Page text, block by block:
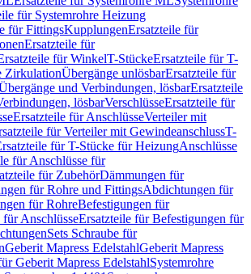
für Systemrohre Heizung
für FittingsKupplungenErsatzteile für
Ersatzteile für
für WinkelT-StückeErsatzteile für T-
ZirkulationÜbergänge unlösbarErsatzteile für
und Verbindungen, lösbarErsatzteile
lösbarVerschlüsseErsatzteile für
Ersatzteile für AnschlüsseVerteiler mit
für Verteiler mit GewindeanschlussT-
für T-Stücke für HeizungAnschlüsse
für Anschlüsse für
für ZubehörDämmungen für
für Rohre und FittingsAbdichtungen für
für RohreBefestigungen für
AnschlüsseErsatzteile für Befestigungen für
Sets Schraube für
Geberit Mapress EdelstahlGeberit Mapress
Geberit Mapress EdelstahlSystemrohre